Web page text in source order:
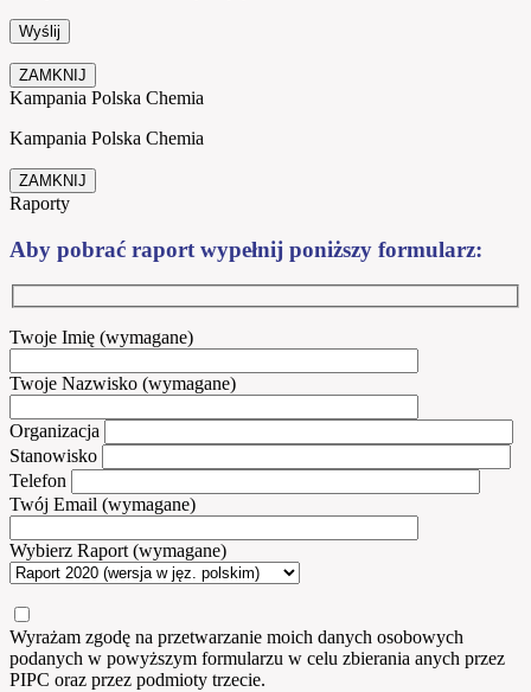
ZAMKNIJ
Kampania Polska Chemia
Kampania Polska Chemia
ZAMKNIJ
Raporty
Aby pobrać raport wypełnij poniższy formularz:
Twoje Imię (wymagane)
Twoje Nazwisko (wymagane)
Organizacja
Stanowisko
Telefon
Twój Email (wymagane)
Wybierz Raport (wymagane)
Wyrażam zgodę na przetwarzanie moich danych osobowych
podanych w powyższym formularzu w celu zbierania anych przez
PIPC oraz przez podmioty trzecie.